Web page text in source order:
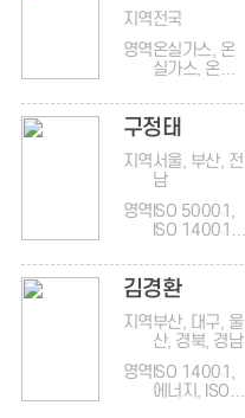
지역전국
영역온실가스, 온
실가스, 온실
스
구정태
지역서울, 부산, 전
남
영역 ISO 50001,
ISO 14001,
45001, ISO
9001, ISO
1
김경환
지역부산, 대구, 울
산, 경북, 경남
영역 ISO 14001,
에너지, ISO